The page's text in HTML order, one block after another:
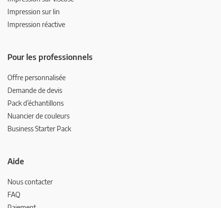
Impression sur lin
Impression réactive
Pour les professionnels
Offre personnalisée
Demande de devis
Pack d’échantillons
Nuancier de couleurs
Business Starter Pack
Aide
Nous contacter
FAQ